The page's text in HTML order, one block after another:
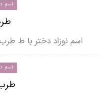
اسم
اسم نوزاد دختر با ط
اسم